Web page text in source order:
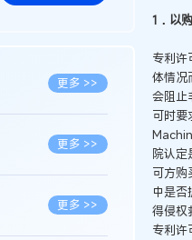
更多 >>
更多 >>
更多 >>
1．以
专利许
体情况
会阻止
可时要
院认定
可方购
中是
得侵
专利许